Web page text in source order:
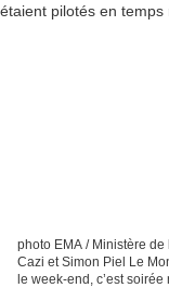
photo EMA / Ministère
Cazi et Simon Piel Le
le week-end, c’est